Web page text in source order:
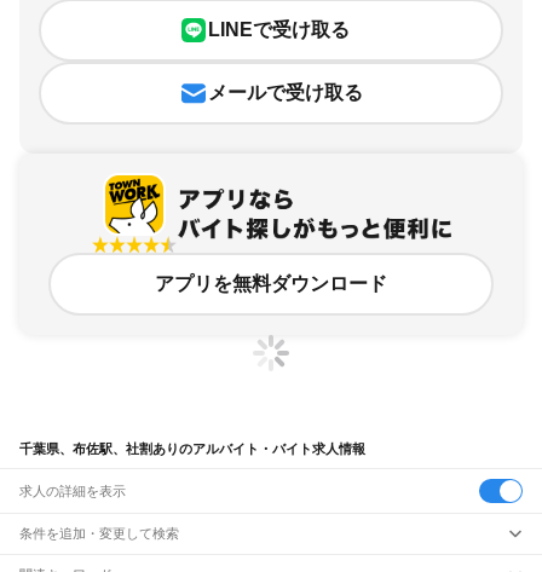
LINEで受け取る
メールで受け取る
アプリを無料ダウンロード
千葉県、布佐駅、社割ありのアルバイト・バイト求人情報
求人の詳細を表示
条件を追加・変更して検索